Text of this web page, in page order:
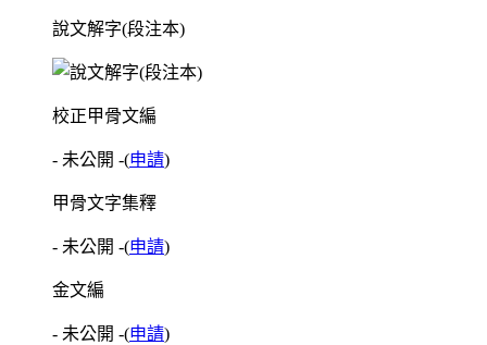
說文解字(段注本)
校正甲骨文編
- 未公開 -(申請)
甲骨文字集釋
- 未公開 -(申請)
金文編
- 未公開 -(申請)